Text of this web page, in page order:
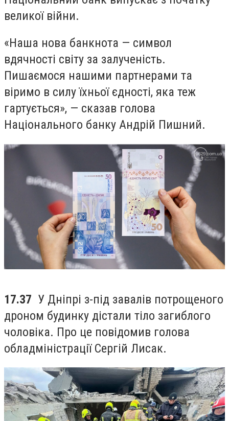
великої війни.
«Наша нова банкнота — символ
вдячності світу за залученість.
Пишаємося нашими партнерами та
віримо в силу їхньої єдності, яка теж
гартується», — сказав голова
Національного банку Андрій Пишний.
17.37 У Дніпрі з-під завалів потрощеного
дроном будинку дістали тіло загиблого
чоловіка. Про це повідомив голова
обладміністрації Сергій Лисак.